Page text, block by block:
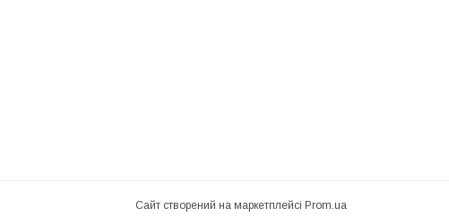
Сайт створений на маркетплейсі Prom.ua